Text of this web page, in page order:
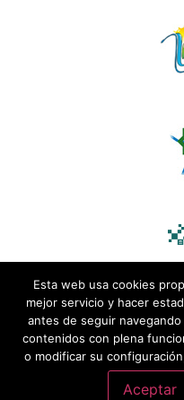
Esta web usa cookies
mejor servicio y hacer
antes de seguir
contenidos con plena
o modificar su
Aceptar